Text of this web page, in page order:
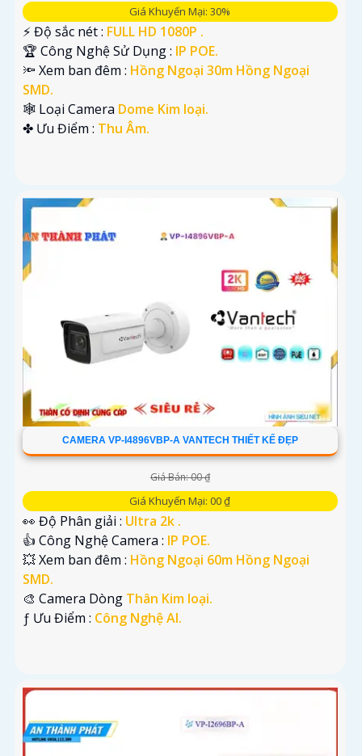
Giá Khuyến Mại: 30%
️⚡ Độ sắc nét : FULL HD 1080P .
🏆 Công Nghệ Sử Dụng : IP POE.
🔦 Xem ban đêm : Hồng Ngoại 30m Hồng Ngoại
SMD.
🕸️ Loại Camera Dome Kim loại.
️✤ Ưu Điểm : Thu Âm.
CAMERA VP-I4896VBP-A VANTECH THIẾT KẾ ĐẸP
Giá Bán: 00 ₫
Giá Khuyến Mại: 00 ₫
👀 Độ Phân giải : Ultra 2k .
👍 Công Nghệ Camera : IP POE.
💥 Xem ban đêm : Hồng Ngoại 60m Hồng Ngoại
SMD.
🎨 Camera Dòng Thân Kim loại.
️ƒ Ưu Điểm : Công Nghệ AI.